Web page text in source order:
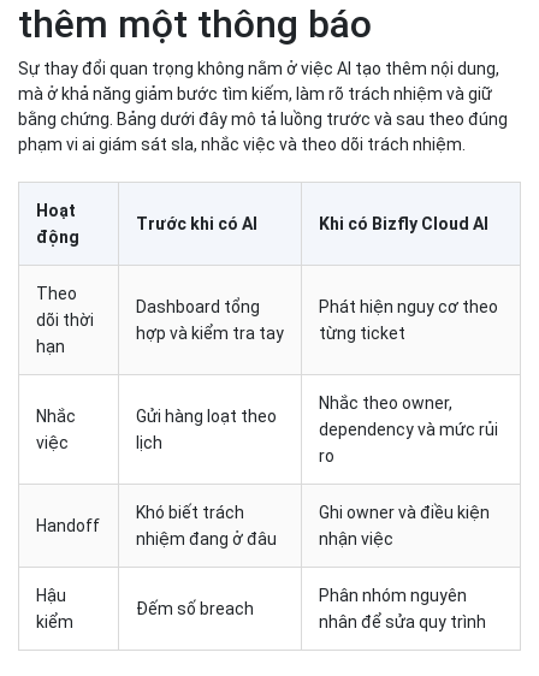
thêm một thông báo
Sự thay đổi quan trọng không nằm ở việc AI tạo thêm nội dung,
mà ở khả năng giảm bước tìm kiếm, làm rõ trách nhiệm và giữ
bằng chứng. Bảng dưới đây mô tả luồng trước và sau theo đúng
phạm vi ai giám sát sla, nhắc việc và theo dõi trách nhiệm.
Hoạt
động
Trước khi có AI Khi có Bizfly Cloud AI
Theo
dõi thời
hạn
Dashboard tổng
hợp và kiểm tra tay
Phát hiện nguy cơ theo
từng ticket
Nhắc
việc
Gửi hàng loạt theo
lịch
Nhắc theo owner,
dependency và mức rủi
ro
Handoff
Khó biết trách
nhiệm đang ở đâu
Ghi owner và điều kiện
nhận việc
Hậu
kiểm
Đếm số breach
Phân nhóm nguyên
nhân để sửa quy trình